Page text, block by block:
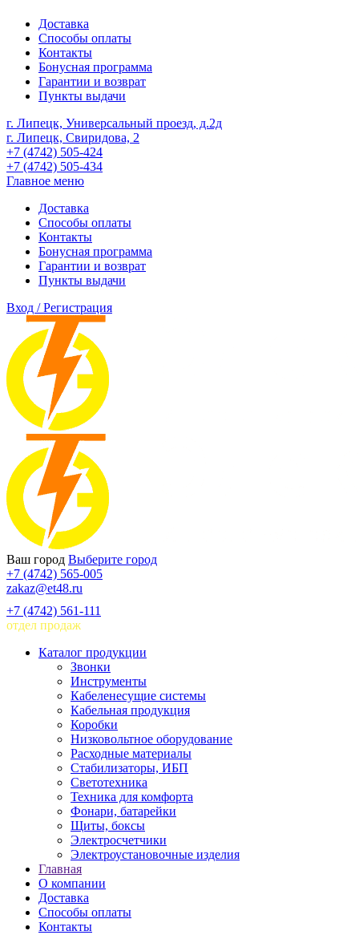
Доставка
Способы оплаты
Контакты
Бонусная программа
Гарантии и возврат
Пункты выдачи
г. Липецк, Универсальный проезд, д.2д
г. Липецк, Свиридова, 2
+7 (4742) 505-424
+7 (4742) 505-434
Главное меню
Доставка
Способы оплаты
Контакты
Бонусная программа
Гарантии и возврат
Пункты выдачи
Вход / Регистрация
Ваш город Выберите город
+7 (4742) 565-005
zakaz@et48.ru
+7 (4742) 561-111
отдел продаж
Каталог продукции
Звонки
Инструменты
Кабеленесущие системы
Кабельная продукция
Коробки
Низковольтное оборудование
Расходные материалы
Стабилизаторы, ИБП
Светотехника
Техника для комфорта
Фонари, батарейки
Щиты, боксы
Электросчетчики
Электроустановочные изделия
Главная
О компании
Доставка
Способы оплаты
Контакты